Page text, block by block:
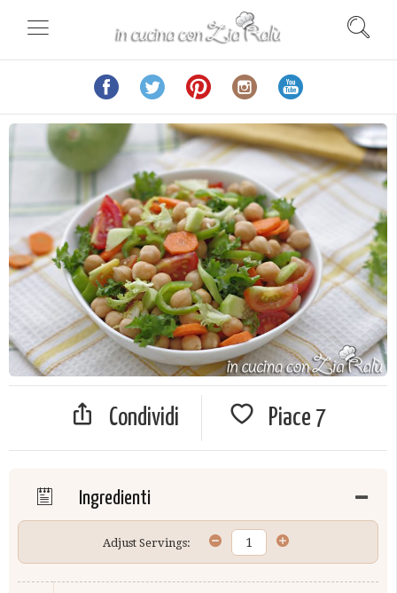
Condividi Piace 7
Ingredienti
Adjust Servings: